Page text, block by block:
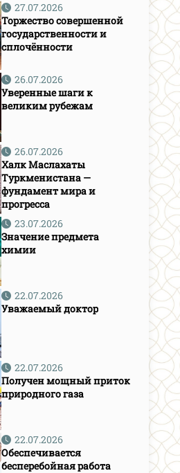
27.07.2026
Торжество совершенной
государственности и
сплочённости
26.07.2026
Уверенные шаги к
великим рубежам
26.07.2026
Халк Маслахаты
Туркменистана —
фундамент мира и
прогресса
23.07.2026
Значение предмета
химии
22.07.2026
Уважаемый доктор
22.07.2026
Получен мощный приток
природного газа
22.07.2026
Обеспечивается
бесперебойная работа